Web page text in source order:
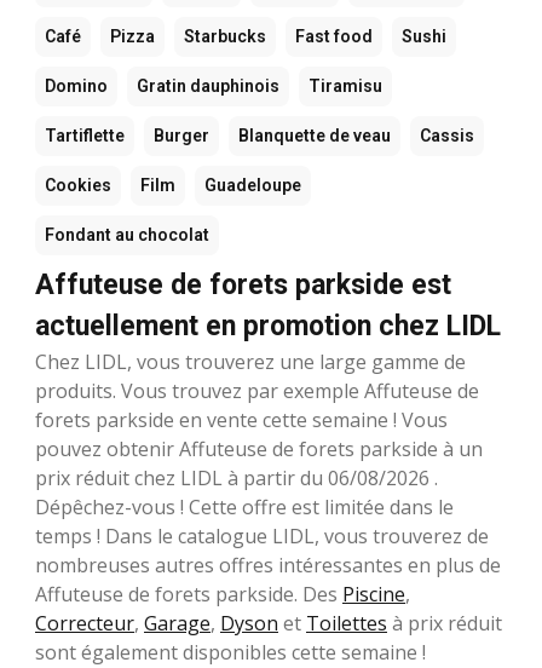
Café Pizza Starbucks Fast food Sushi
Domino Gratin dauphinois Tiramisu
Tartiflette Burger Blanquette de veau Cassis
Cookies Film Guadeloupe
Fondant au chocolat
Affuteuse de forets parkside est
actuellement en promotion chez LIDL
Chez LIDL, vous trouverez une large gamme de
produits. Vous trouvez par exemple Affuteuse de
forets parkside en vente cette semaine ! Vous
pouvez obtenir Affuteuse de forets parkside à un
prix réduit chez LIDL à partir du 06/08/2026 .
Dépêchez-vous ! Cette offre est limitée dans le
temps ! Dans le catalogue LIDL, vous trouverez de
nombreuses autres offres intéressantes en plus de
Affuteuse de forets parkside. Des Piscine,
Correcteur, Garage, Dyson et Toilettes à prix réduit
sont également disponibles cette semaine !